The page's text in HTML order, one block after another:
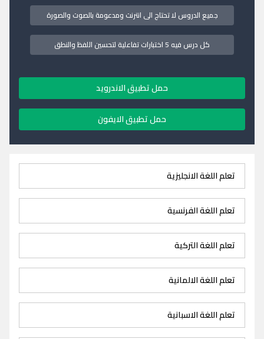
جميع الدروس لا تحتاج الى انترنت ومدعومة بالصوت والصورة
كل درس فيه 5 اختبارات تفاعلية لتحسين اللفظ والنطق
حمل تطبيق الاندرويد
حمل تطبيق الايفون
تعلم اللغة الانجليزية
تعلم اللغة الفرنسية
تعلم اللغة التركية
تعلم اللغة الالمانية
تعلم اللغة الاسبانية